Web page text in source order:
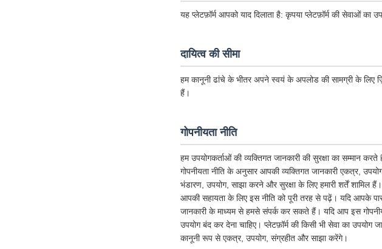
यह प्लेटफ़ॉर्म आपको याद दिलाता है: कृपया प्लेटफ़ॉर्म की सेवाओं
दायित्व की सीमा
हम कानूनी ढांचे के भीतर अपने स्वयं के अपलोड की सामग्री के लिए
हैं।
गोपनीयता नीति
हम उपयोगकर्ताओं की व्यक्तिगत जानकारी की सुरक्षा का सम्मान
गोपनीयता नीति के अनुसार आपकी व्यक्तिगत जानकारी एकत्र,
भंडारण, उपयोग, साझा करने और सुरक्षा के लिए हमारी शर्तें
आपकी सहायता के लिए इस नीति को पूरी तरह से पढ़ें। यदि आपके
जानकारी के माध्यम से हमसे संपर्क कर सकते हैं। यदि आप इस
उपयोग बंद कर देना चाहिए। प्लेटफ़ॉर्म की किसी भी सेवा का
कानूनी रूप से एकत्र, उपयोग, संग्रहीत और साझा करेंगे।